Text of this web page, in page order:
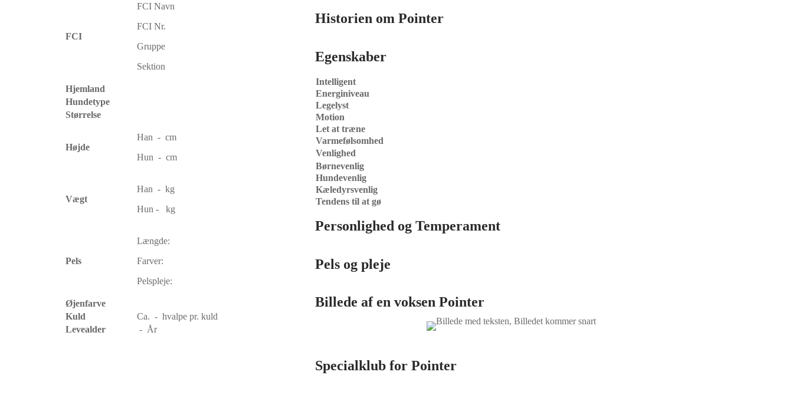
FCI
FCI Navn
FCI Nr.
Gruppe
Sektion
Hjemland
Hundetype
Størrelse
Højde
Han - cm
Hun - cm
Vægt
Han - kg
Hun - kg
Pels
Længde:
Farver:
Pelspleje:
Øjenfarve
Kuld
Ca. - hvalpe pr. kuld
Levealder
- År
Historien omPointer
Egenskaber
Intelligent
Energiniveau
Legelyst
Motion
Let at træne
Varmefølsomhed
Venlighed
Børnevenlig
Hundevenlig
Kæledyrsvenlig
Tendens til at gø
Personlighed og Temperament
Pels og pleje
Billede af en voksenPointer
Specialklub forPointer